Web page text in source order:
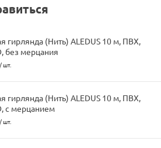
гирлянда (Нить) ALEDUS 10 м, ПВХ,
без мерцания
/ шт.
гирлянда (Нить) ALEDUS 10 м, ПВХ,
с мерцанием
/ шт.